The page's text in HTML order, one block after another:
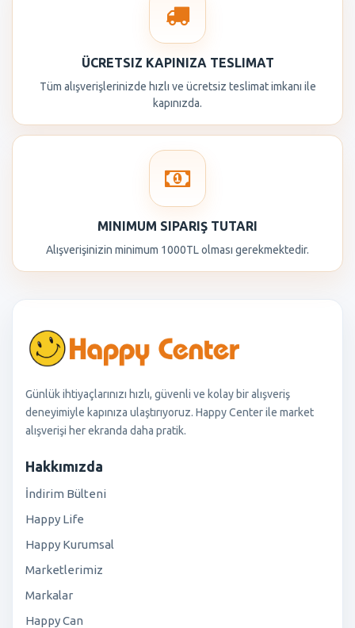
ÜCRETSIZ KAPINIZA TESLIMAT
Tüm alışverişlerinizde hızlı ve ücretsiz teslimat imkanı ile
kapınızda.
MINIMUM SIPARIŞ TUTARI
Alışverişinizin minimum 1000TL olması gerekmektedir.
Günlük ihtiyaçlarınızı hızlı, güvenli ve kolay bir alışveriş
deneyimiyle kapınıza ulaştırıyoruz. Happy Center ile market
alışverişi her ekranda daha pratik.
Hakkımızda
İndirim Bülteni
Happy Life
Happy Kurumsal
Marketlerimiz
Markalar
Happy Can